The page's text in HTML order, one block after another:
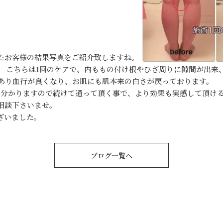
客様の結果写真をご紹介致しますね。
こちらは1回のケアで、内ももの付け根やひざ周りに隙間が出
血行が良くなり、お肌にも肌本来の白さが戻っております。
かりますので続けて通って頂く事で、より効果も実感して頂
下さいませ。
ました。
ブログ一覧へ